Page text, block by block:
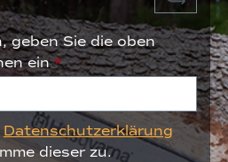
geben Sie die oben
ein*
Datenschutzerklärung
dieser zu.